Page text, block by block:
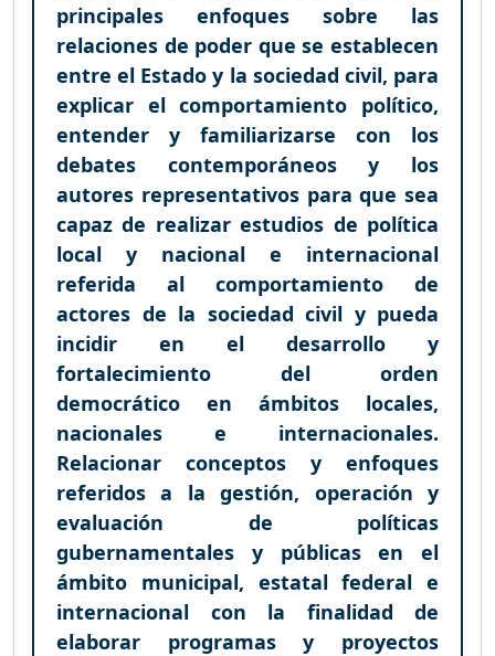
principales enfoques sobre las
relaciones de poder que se establecen
entre el Estado y la sociedad civil, para
explicar el comportamiento político,
entender y familiarizarse con los
debates contemporáneos y los
autores representativos para que sea
capaz de realizar estudios de política
local y nacional e internacional
referida al comportamiento de
actores de la sociedad civil y pueda
incidir en el desarrollo y
fortalecimiento del orden
democrático en ámbitos locales,
nacionales e internacionales.
Relacionar conceptos y enfoques
referidos a la gestión, operación y
evaluación de políticas
gubernamentales y públicas en el
ámbito municipal, estatal federal e
internacional con la finalidad de
elaborar programas y proyectos